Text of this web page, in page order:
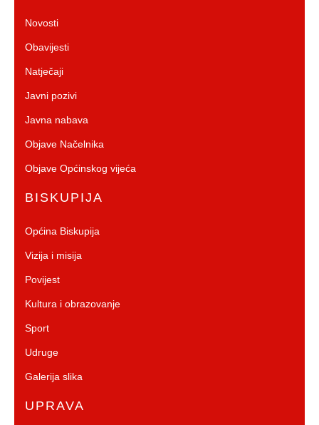
Novosti
Obavijesti
Natječaji
Javni pozivi
Javna nabava
Objave Načelnika
Objave Općinskog vijeća
BISKUPIJA
Općina Biskupija
Vizija i misija
Povijest
Kultura i obrazovanje
Sport
Udruge
Galerija slika
UPRAVA